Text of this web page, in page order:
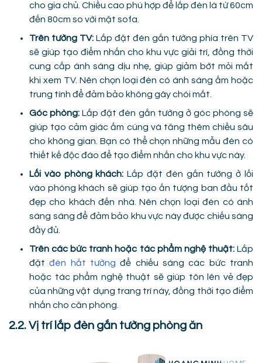
cho gia chủ. Chiều cao phù hợp để lắp đèn là từ 60cm
đến 80cm so với mặt sofa.
Trên tường TV: Lắp đặt đèn gắn tường phía trên TV
sẽ giúp tạo điểm nhấn cho khu vực giải trí, đồng thời
cung cấp ánh sáng dịu nhẹ, giúp giảm bớt mỏi mắt
khi xem TV. Nên chọn loại đèn có ánh sáng ấm hoặc
trung tính để đảm bảo không gây chói mắt.
Góc phòng: Lắp đặt đèn gắn tường ở góc phòng sẽ
giúp tạo cảm giác ấm cúng và tăng thêm chiều sâu
cho không gian. Bạn có thể chọn những mẫu đèn có
thiết kế độc đáo để tạo điểm nhấn cho khu vực này.
Lối vào phòng khách:Lắp đặt đèn gắn tường ở lối
vào phòng khách sẽ giúp tạo ấn tượng ban đầu tốt
đẹp cho khách đến nhà. Nên chọn loại đèn có ánh
sáng sáng để đảm bảo khu vực này được chiếu sáng
đầy đủ.
Trên các bức tranh hoặc tác phẩm nghệ thuật: Lắp
đặtđèn hắt tường để chiếu sáng các bức tranh
hoặc tác phẩm nghệ thuật sẽ giúp tôn lên vẻ đẹp
của những vật dụng trang trí này, đồng thời tạo điểm
nhấn cho căn phòng.
2.2. Vị trí lắp đèn gắn tường phòng ăn